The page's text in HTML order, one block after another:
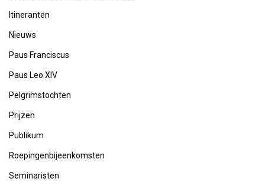
Itineranten
Nieuws
Paus Franciscus
Paus Leo XIV
Pelgrimstochten
Prijzen
Publikum
Roepingenbijeenkomsten
Seminaristen